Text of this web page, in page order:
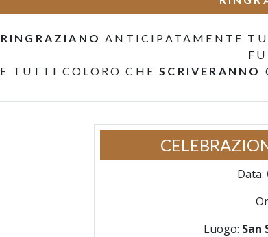
RINGRAZIANO ANTICIPATAMENTE
E TUTTI COLORO CHESCRIVERANNO
Data:
Luogo: San